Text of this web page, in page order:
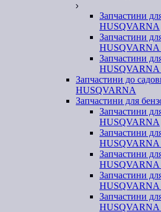
Запчастини
HUSQVARNA
Запчастини
Запчастини
HUSQVARNA
Запчастини до
HUSQVARNA
Запчастини для
Запчастини
HUSQVARNA
Запчастини
HUSQVARNA
Запчастини
HUSQVARNA
Запчастини
HUSQVARNA
Запчастини
HUSQVARNA